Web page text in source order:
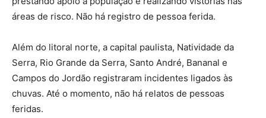
áreas de risco. Não há registro de pessoa ferida.
Além do litoral norte, a capital paulista, Natividade da
Serra, Rio Grande da Serra, Santo André, Bananal e
Campos do Jordão registraram incidentes ligados às
chuvas. Até o momento, não há relatos de pessoas
feridas.